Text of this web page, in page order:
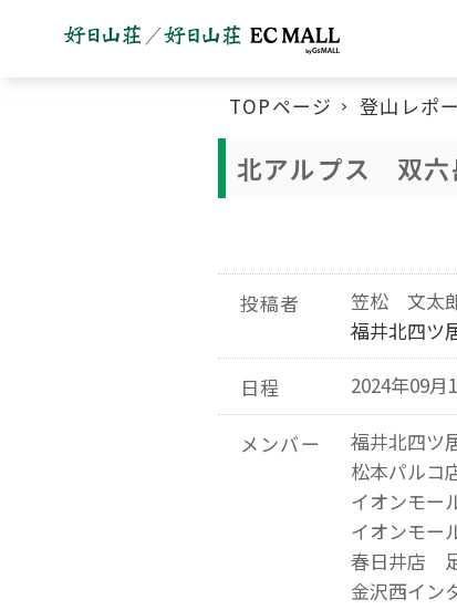
TOPページ 登山レポ
北アルプス 双
投稿者
笠松 文太
福井北四ツ
日程 2024年09月
メンバー
福井北四
松本パル
イオンモー
イオンモー
春日井店
金沢西イン